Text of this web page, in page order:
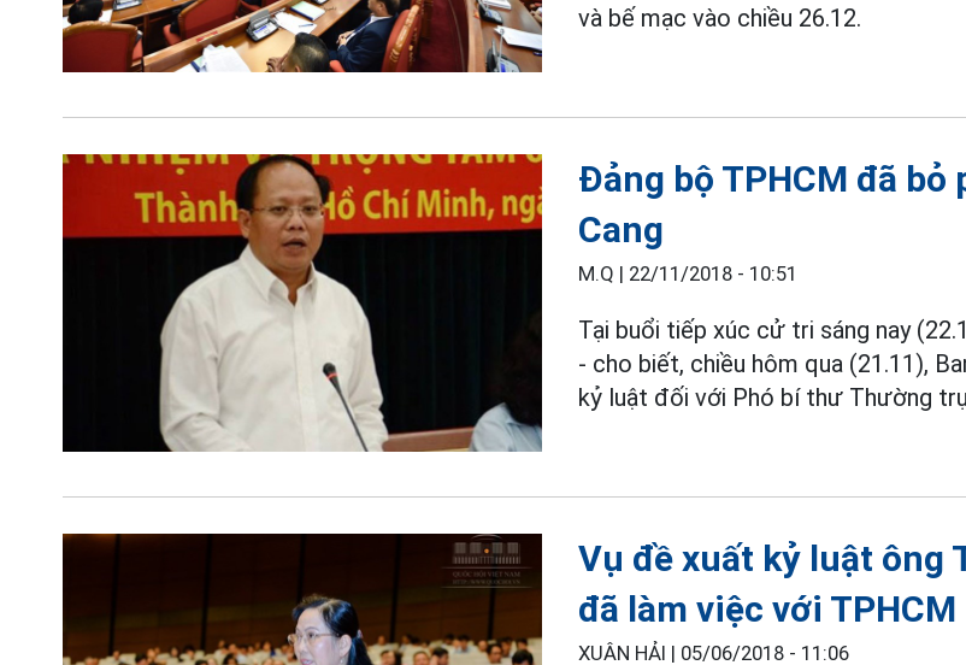
và bế mạc vào chiều 26.12.
Đảng bộ TPHCM đã
Cang
M.Q | 22/11/2018 - 10:51
Tại buổi tiếp xúc cử tri sáng nay
- cho biết, chiều hôm qua (21.11),
kỷ luật đối với Phó bí thư Thường
Vụ đề xuất kỷ luật ông
đã làm việc với TPHCM
XUÂN HẢI | 05/06/2018 - 11:06